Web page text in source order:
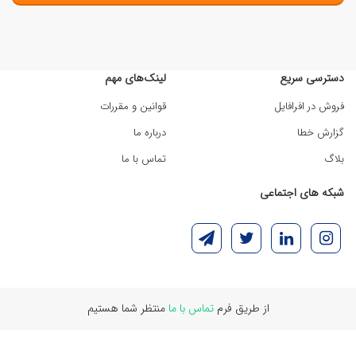
دسترسی سریع
فروش در افرافایل
گزارش خطا
بلاگ
لینک‌های مهم
قوانین و مقررات
درباره ما
تماس با ما
شبکه های اجتماعی
از طریق فرمتماس با ما منتظر شما هستیم